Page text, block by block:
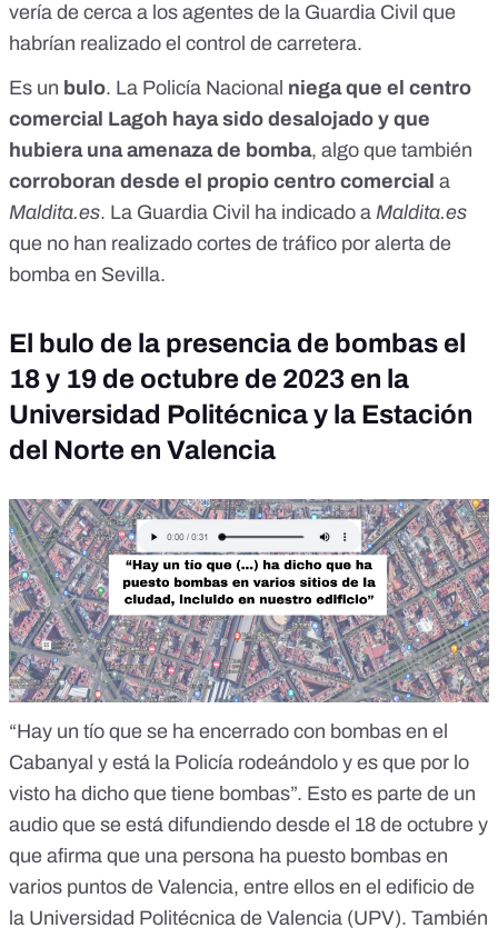
vería de cerca a los agentes de la Guardia Civil que
habrían realizado el control de carretera.
Es un bulo. La Policía Nacional niega que el centro
comercial Lagoh haya sido desalojado y que
hubiera una amenaza de bomba, algo que también
corroboran desde el propio centro comercial a
Maldita.es. La Guardia Civil ha indicado a Maldita.es
que no han realizado cortes de tráfico por alerta de
bomba en Sevilla.
El bulo de la presencia de bombas el
18 y 19 de octubre de 2023 en la
Universidad Politécnica y la Estación
del Norte en Valencia
“Hay un tío que se ha encerrado con bombas en el
Cabanyal y está la Policía rodeándolo y es que por lo
visto ha dicho que tiene bombas”. Esto es parte de un
audio que se está difundiendo desde el 18 de octubre y
que afirma que una persona ha puesto bombas en
varios puntos de Valencia, entre ellos en el edificio de
la Universidad Politécnica de Valencia (UPV). También